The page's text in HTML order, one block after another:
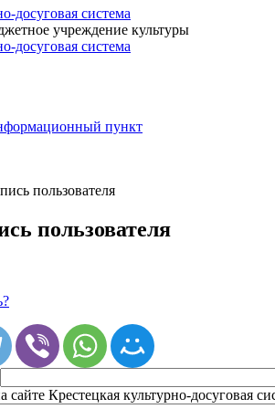
досуговая система
учреждение культуры
досуговая система
пункт
пользователя
пользователя
Крестецкая культурно-досуговая